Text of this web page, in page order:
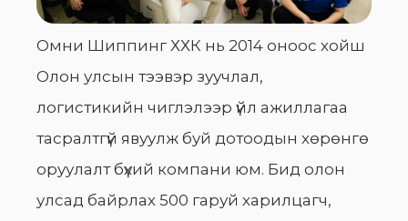
Омни Шиппинг ХХК нь 2014 оноос хойш
Олон улсын тээвэр зуучлал,
логистикийн чиглэлээр үйл ажиллагаа
тасралтгүй явуулж буй дотоодын хөрөнгө
оруулалт бүхий компани юм. Бид олон
улсад байрлах 500 гаруй харилцагч,